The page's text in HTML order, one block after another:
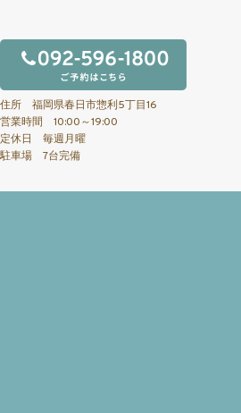
住所 福岡県春日市惣利5丁目16
営業時間 10:00～19:00
定休日 毎週月曜
駐車場 7台完備